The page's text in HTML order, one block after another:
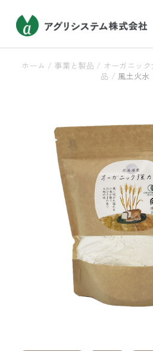
ホーム / 事業と製品 / オーガニッ
品 / 風土火水